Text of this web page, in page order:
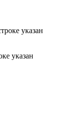
указан
указан